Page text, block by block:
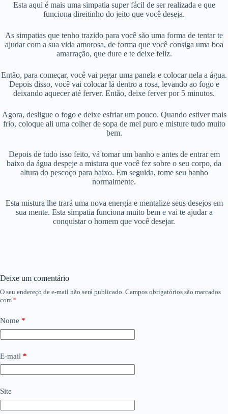
Esta aqui é mais uma simpatia super fácil de ser realizada e que
funciona direitinho do jeito que você deseja.
As simpatias que tenho trazido para você são uma forma de tentar te
ajudar com a sua vida amorosa, de forma que você consiga uma boa
amarração, que dure e te deixe feliz.
Então, para começar, você vai pegar uma panela e colocar nela a água.
Depois disso, você vai colocar lá dentro a rosa, levando ao fogo e
deixando aquecer até ferver. Então, deixe ferver por 5 minutos.
Agora, desligue o fogo e deixe esfriar um pouco. Quando estiver mais
frio, coloque ali uma colher de sopa de mel puro e misture tudo muito
bem.
Depois de tudo isso feito, vá tomar um banho e antes de entrar em
baixo da água despeje a mistura que você fez sobre o seu corpo, da
altura do pescoço para baixo. Em seguida, tome seu banho
normalmente.
Esta mistura lhe trará uma nova energia e mentalize seus desejos em
sua mente. Esta simpatia funciona muito bem e vai te ajudar a
conquistar o homem que você desejar.
Deixe um comentário
O seu endereço de e-mail não será publicado. Campos obrigatórios são marcados
com *
Nome *
E-mail *
Site